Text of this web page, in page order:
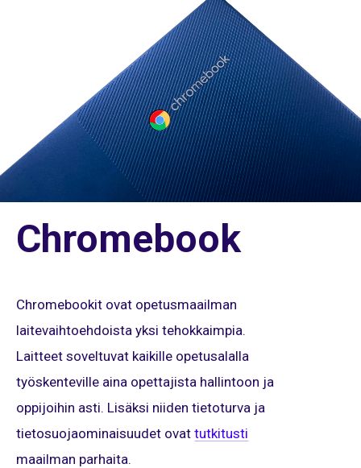
Chromebook
Chromebookit ovat opetusmaailman
laitevaihtoehdoista yksi tehokkaimpia.
Laitteet soveltuvat kaikille opetusalalla
työskenteville aina opettajista hallintoon ja
oppijoihin asti. Lisäksi niiden tietoturva ja
tietosuojaominaisuudet ovat tutkitusti
maailman parhaita.